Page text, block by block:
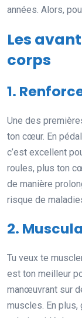
années. Alors,
Les
corps
1.
Une des
ton cœur. En
c’est excellent
roules, plus ton
de manière
risque de
2.
Tu veux te
est ton meilleur
manœuvrant sur
muscles. En plus,